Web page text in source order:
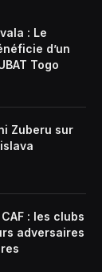
: Le
d’un
Togo
Zuberu sur
: les clubs
adversaires